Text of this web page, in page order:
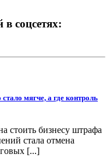
в соцсетях:
мягче, а где контроль
стоить бизнесу штрафа
стала отмена
[...]